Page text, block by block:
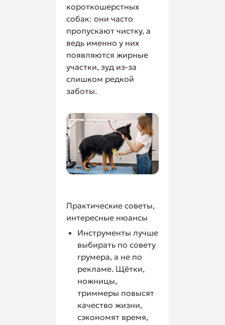
короткошерстных
собак: они часто
пропускают чистку, а
ведь именно у них
появляются жирные
участки, зуд из-за
слишком редкой
заботы.
Практические советы,
интересные нюансы
Инструменты лучше
выбирать по совету
грумера, а не по
рекламе. Щётки,
ножницы,
триммеры повысят
качество жизни,
сэкономят время,